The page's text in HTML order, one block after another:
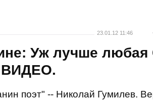
23.01.12 11:46
Уж лучше любая
ВИДЕО.
поэт" -- Николай Гумилев.